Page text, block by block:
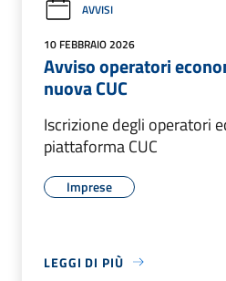
AVVISI
10 FEBBRAIO 2026
Avviso operatori
nuova CUC
Iscrizione degli operatori
piattaforma CUC
Imprese
LEGGI DI PIÙ